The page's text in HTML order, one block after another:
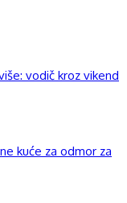
vodič kroz vikend
kuće za odmor za